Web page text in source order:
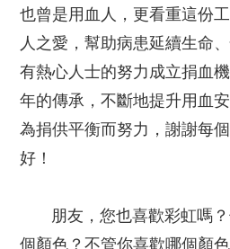
也曾是用血人，更看重這份
人之愛，幫助病患延續生命
有熱心人士的努力成立捐血
年的傳承，不斷地提升用血
為捐供平衡而努力，謝謝每
好！
朋友，您也喜歡彩虹嗎？
個顏色？不管你喜歡哪個顏